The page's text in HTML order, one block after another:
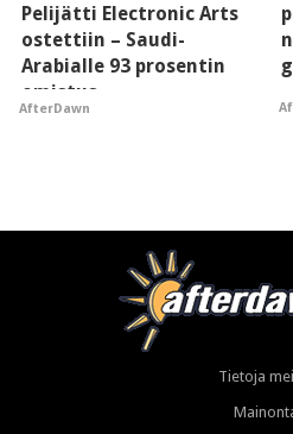
Pelijätti Electronic Arts
ostettiin – Saudi-
Arabialle 93 prosentin
omistus
AfterDawn
Tietoja